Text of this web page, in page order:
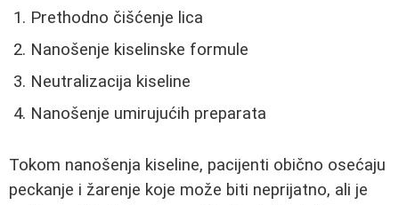
Prethodno čišćenje lica
Nanošenje kiselinske formule
Neutralizacija kiseline
Nanošenje umirujućih preparata
Tokom nanošenja kiseline, pacijenti obično osećaju
peckanje i žarenje koje može biti neprijatno, ali je